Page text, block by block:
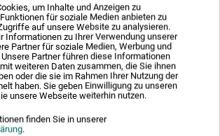
um Inhalte und Anzeigen zu
für soziale Medien anbieten zu
auf unsere Website zu analysieren.
Informationen zu Ihrer Verwendung unserer
Partner für soziale Medien, Werbung und
Partner führen diese Informationen
weiteren Daten zusammen, die Sie ihnen
oder die sie im Rahmen Ihrer Nutzung der
haben. Sie geben Einwilligung zu unseren
unsere Webseite weiterhin nutzen.
finden Sie in unserer
.